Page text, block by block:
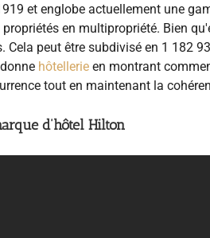
et englobe actuellement une
propriétés en multipropriété. Bien
Cela peut être subdivisé en 1 182
hôtellerie en montrant
tout en maintenant la
d’hôtel Hilton